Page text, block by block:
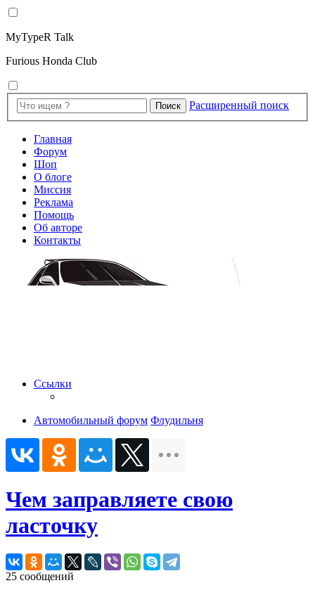
MyTypeR Talk
Furious Honda Club
Поиск Расширенный поиск
Главная
Форум
Шоп
О блоге
Миссия
Реклама
Помощь
Об авторе
Контакты
Ссылки
Автомобильный форум Флудильня
Чем заправляете свою
ласточку
25 сообщений